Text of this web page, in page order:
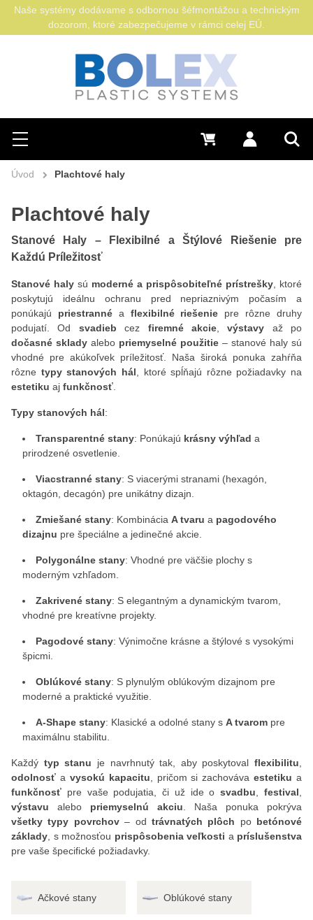
Hľadať
Menu Prihlásiť sa
0 €
Naše systémy dodávame s odbornou šéfmontážou a technickým
dozorom, ktoré zabezpečujeme v rámci celej EÚ.
Úvod Plachtové haly
Plachtové haly
Stanové Haly – Flexibilné a Štýlové Riešenie pre
Každú Príležitosť
Stanové haly sú moderné a prispôsobiteľné prístrešky , ktoré
poskytujú ideálnu ochranu pred nepriaznivým počasím a
ponúkajú priestrannéa flexibilné riešenie pre rôzne druhy
podujatí. Od svadieb cez firemné akcie,výstavy až po
dočasné sklady alebo priemyselné použitie – stanové haly sú
vhodné pre akúkoľvek príležitosť. Naša široká ponuka zahŕňa
rôzne typy stanových hál , ktoré spĺňajú rôzne požiadavky na
estetiku aj funkčnosť
Typy stanových hál:
Transparentné stany: Ponúkajú krásny výhľad a
prirodzené osvetlenie.
Viacstranné stany: S viacerými stranami (hexagón,
oktagón, decagón) pre unikátny dizajn.
Zmiešané stany: Kombinácia A tvaru a pagodového
dizajnu pre špeciálne a jedinečné akcie.
Polygonálne stany: Vhodné pre väčšie plochy s
moderným vzhľadom.
Zakrivené stany: S elegantným a dynamickým tvarom,
vhodné pre kreatívne projekty.
Pagodové stany: Výnimočne krásne a štýlové s vysokými
špicmi.
Oblúkové stany: S plynulým oblúkovým dizajnom pre
moderné a praktické využitie.
A-Shape stany: Klasické a odolné stany s A tvarom pre
maximálnu stabilitu.
Každý typ stanu je navrhnutý tak, aby poskytoval flexibilitu
odolnosť a vysokú kapacitu , pričom si zachovávaestetiku a
funkčnosť pre vaše podujatia, či už ide osvadbu ,festival
výstavu alebo priemyselnú akciu . Naša ponuka pokrýva
všetky typy povrchov– od trávnatých plôch po betónové
základy , s možnosťou prispôsobenia veľkosti a príslušenstva
pre vaše špecifické požiadavky.
Ačkové stany Oblúkové stany